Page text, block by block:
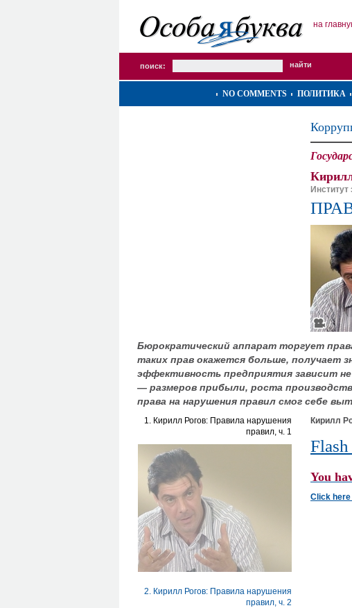
на
поиск:
NO COMMENTS ПОЛИТИКА
Бюрократический аппарат торгует
таких прав окажется больше, получает
эффективность предприятия зависит
— размеров прибыли, роста
права на нарушения правил смог себе
1. Кирилл Рогов: Правила нарушения
правил, ч. 1
2. Кирилл Рогов: Правила нарушения
правил, ч. 2
Кирилл
You
Click